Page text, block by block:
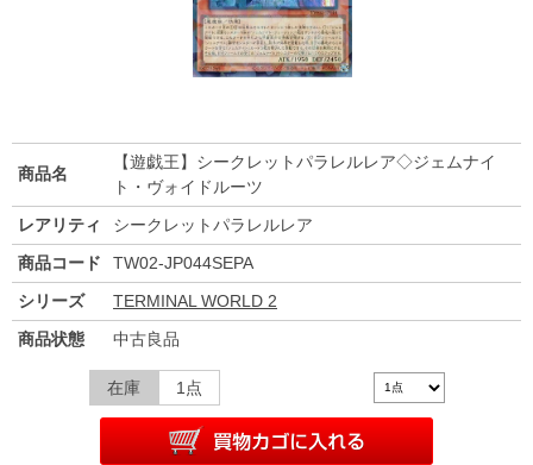
商品名
【遊戯王】シークレットパラレルレア◇ジェムナイ
ト・ヴォイドルーツ
レアリティ
シークレットパラレルレア
商品コード
TW02-JP044SEPA
シリーズ
TERMINAL WORLD 2
商品状態
中古良品
在庫 1点